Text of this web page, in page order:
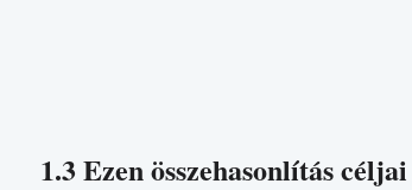
1.3 Ezen összehasonlítás céljai